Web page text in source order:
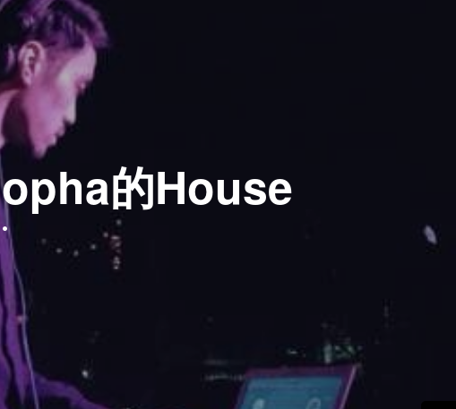
的House